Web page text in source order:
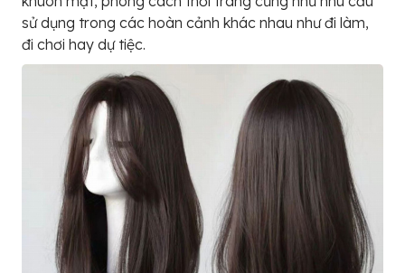
sử dụng trong các hoàn cảnh khác nhau như đi làm,
đi chơi hay dự tiệc.